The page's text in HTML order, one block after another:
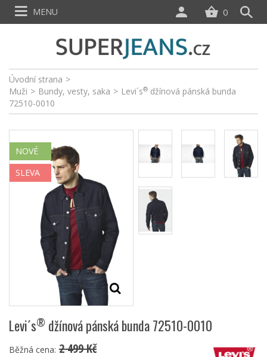
Úvodní strana >
Muži > Bundy, vesty, saka > Levi´s® džínová pánská bunda
72510-0010
NOVÉ
SLEVA
Levi´s® džínová pánská bunda 72510-0010
Běžná cena: 2 499 Kč
0
MENU